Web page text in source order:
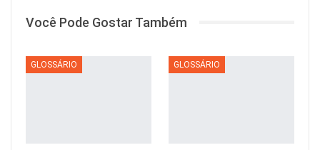
Você Pode Gostar Também
GLOSSÁRIO GLOSSÁRIO